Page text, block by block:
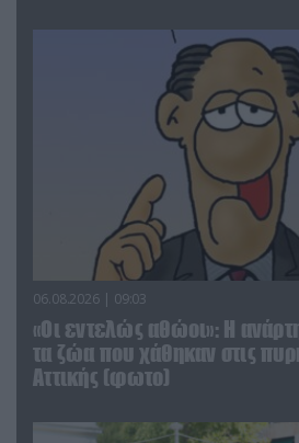
06.08.2026 | 09:03
«Οι εντελώς αθώοι»: Η
τα ζώα που χάθηκαν στις
Αττικής (φωτο)